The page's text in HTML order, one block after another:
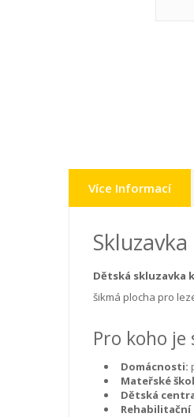
Více Informací
Dětská skluzavka
šikmá plocha pro
Pro koho je
Domácnosti:
Mateřské
Dětská
Rehabilitační